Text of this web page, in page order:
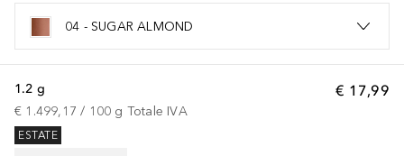
04 - SUGAR ALMOND
€ 17,99
1.2 g
€ 1.499,17 / 100 g Totale IVA
ESTATE